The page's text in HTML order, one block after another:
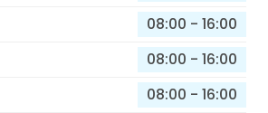
08:00 - 16:00
08:00 - 16:00
08:00 - 16:00